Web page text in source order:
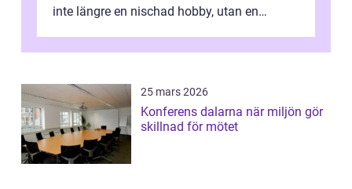
inte längre en nischad hobby, utan en
25 mars 2026
Konferens dalarna när miljön gör
skillnad för mötet